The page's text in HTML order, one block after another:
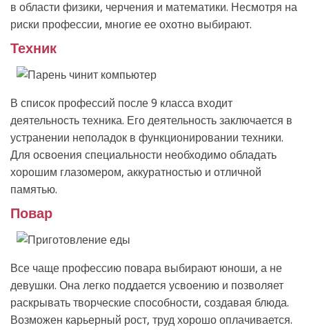
в области физики, черчения и математики. Несмотря на
риски профессии, многие ее охотно выбирают.
Техник
В список профессий после 9 класса входит
деятельность техника. Его деятельность заключается в
устранении неполадок в функционировании техники.
Для освоения специальности необходимо обладать
хорошим глазомером, аккуратностью и отличной
памятью.
Повар
Все чаще профессию повара выбирают юноши, а не
девушки. Она легко поддается усвоению и позволяет
раскрывать творческие способности, создавая блюда.
Возможен карьерный рост, труд хорошо оплачивается.